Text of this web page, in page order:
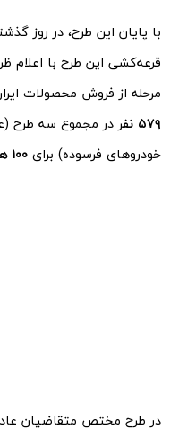
قرعه‌کشی این طرح با اعلام
مرحله از فروش محصولات
۵۷۹ نف
ر در مجموع سه طرح
خودروهای فرسوده) برای